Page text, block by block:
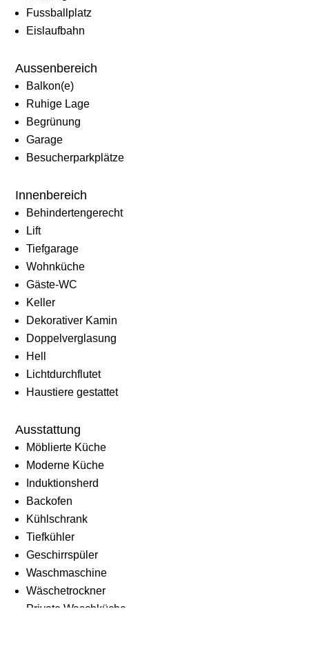
Fussballplatz
Eislaufbahn
Aussenbereich
Balkon(e)
Ruhige Lage
Begrünung
Garage
Besucherparkplätze
Innenbereich
Behindertengerecht
Lift
Tiefgarage
Wohnküche
Gäste-WC
Keller
Dekorativer Kamin
Doppelverglasung
Hell
Lichtdurchflutet
Haustiere gestattet
Ausstattung
Möblierte Küche
Moderne Küche
Induktionsherd
Backofen
Kühlschrank
Tiefkühler
Geschirrspüler
Waschmaschine
Wäschetrockner
Private Waschküche